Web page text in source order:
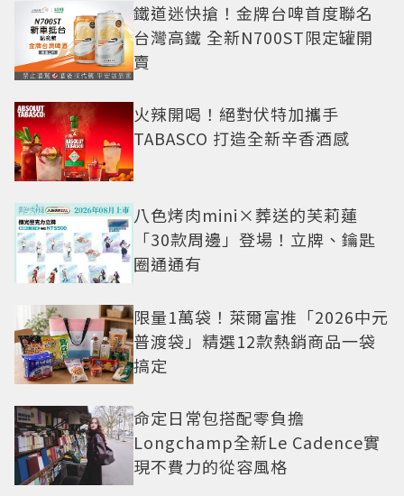
鐵道迷快搶！金牌台啤首度聯名
台灣高鐵 全新N700ST限定罐開
賣
火辣開喝！絕對伏特加攜手
TABASCO 打造全新辛香酒感
八色烤肉mini×葬送的芙莉蓮
「30款周邊」登場！立牌、鑰匙
圈通通有
限量1萬袋！萊爾富推「2026中元
普渡袋」精選12款熱銷商品一袋
搞定
命定日常包搭配零負擔
Longchamp全新Le Cadence實
現不費力的從容風格